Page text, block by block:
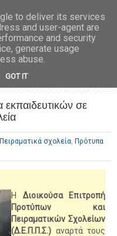
εκπαιδευτικών σε
Πειραματικά σχολεία, Πρότυπα
Η
Διοικούσα Επιτροπή
Προτύπων και
Πειραματικών Σχολείων
(Δ.Ε.Π.Π.Σ.) αναρτά τους
to deliver its services
and user-agent are
and security
generate usage
abuse.
GOT IT